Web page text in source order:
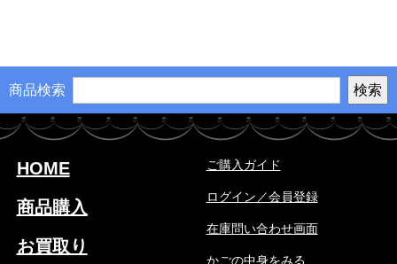
商品検索
HOME
商品購入
お買取り
ご購入ガイド
ログイン／会員登録
在庫問い合わせ画面
かごの中身をみる